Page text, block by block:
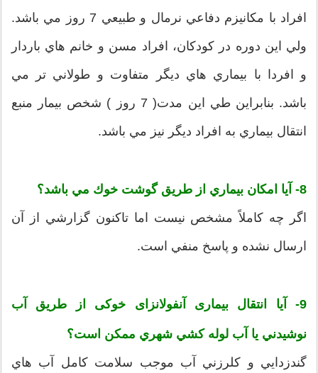
افراد با مكانيزم دفاعي نرمال و طبيعي 7 روز مي باشد.
ولي اين دوره در كودكان، افراد مسن و خانم هاي باردار
و افردا با بيماري هاي ديگر متفاوت و طولاني تر مي
باشد. بنابراين طي اين مدت( 7 روز ) شخص بيمار منبع
انتقال بيماري به افراد ديگر نیز مي باشد.
8- آيا امكان بيماري از طريق گوشت خوك مي باشد؟
اگر چه كاملاً مشخص نيست اما تاكنون گزارشي از آن
ارسال نشده و پاسخ منفي است.
9- آيا انتقال بیماری آنفولانزای خوکی از طريق آب
نوشيدني یا آب لوله كشي شهري ممكن است؟
گندزدايي و كلرزني آب موجب سلامت كامل آب هاي